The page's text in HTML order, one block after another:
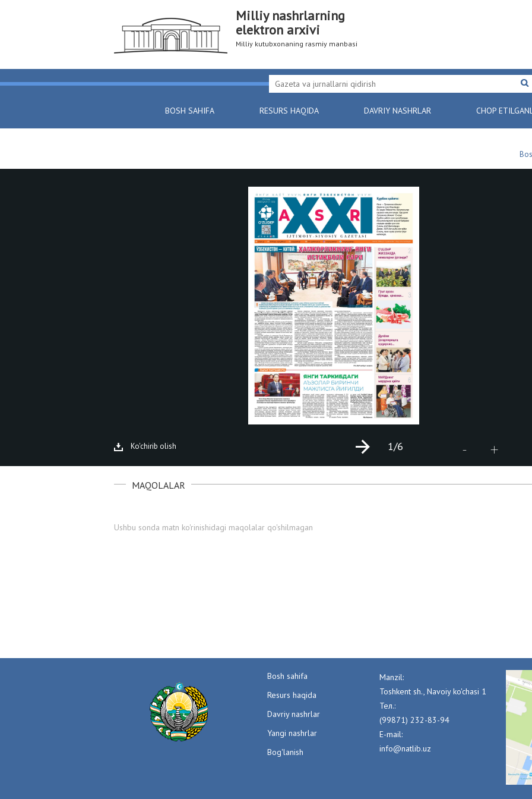
Milliy nashrlarning
elektron arxivi
Milliy kutubxonaning rasmiy manbasi
BOSH SAHIFA RESURS HAQIDA DAVRIY NASHRLAR CHOP
Ko'chirib olish - +
1/6
MAQOLALAR
Ushbu sonda matn ko'rinishidagi maqolalar qo'shilmagan
Bosh sahifa
Resurs haqida
Davriy nashrlar
Yangi nashrlar
Bog'lanish
Manzil:
Toshkent sh., Navoiy ko'chasi 1
Тел.:
(99871) 232-83-94
E-mail:
info@natlib.uz